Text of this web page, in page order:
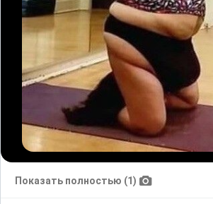
Показать полностью (1)